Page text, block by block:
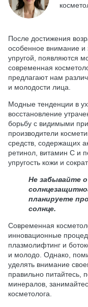
После достижения
особенное внимание и
упругой, появляются
современная
предлагают нам
и молодости лица.
Модные тенденции в
восстановление
борьбу с видимыми
производители
средств, содержащих
ретинол, витамин С и
упругость кожи и
Не забывайте
планируете
солнце.
Современная
инновационные
плазмолифтинг и
и молодо. Однако,
уделять внимание
правильно питайтесь,
минералов,
косметолога.